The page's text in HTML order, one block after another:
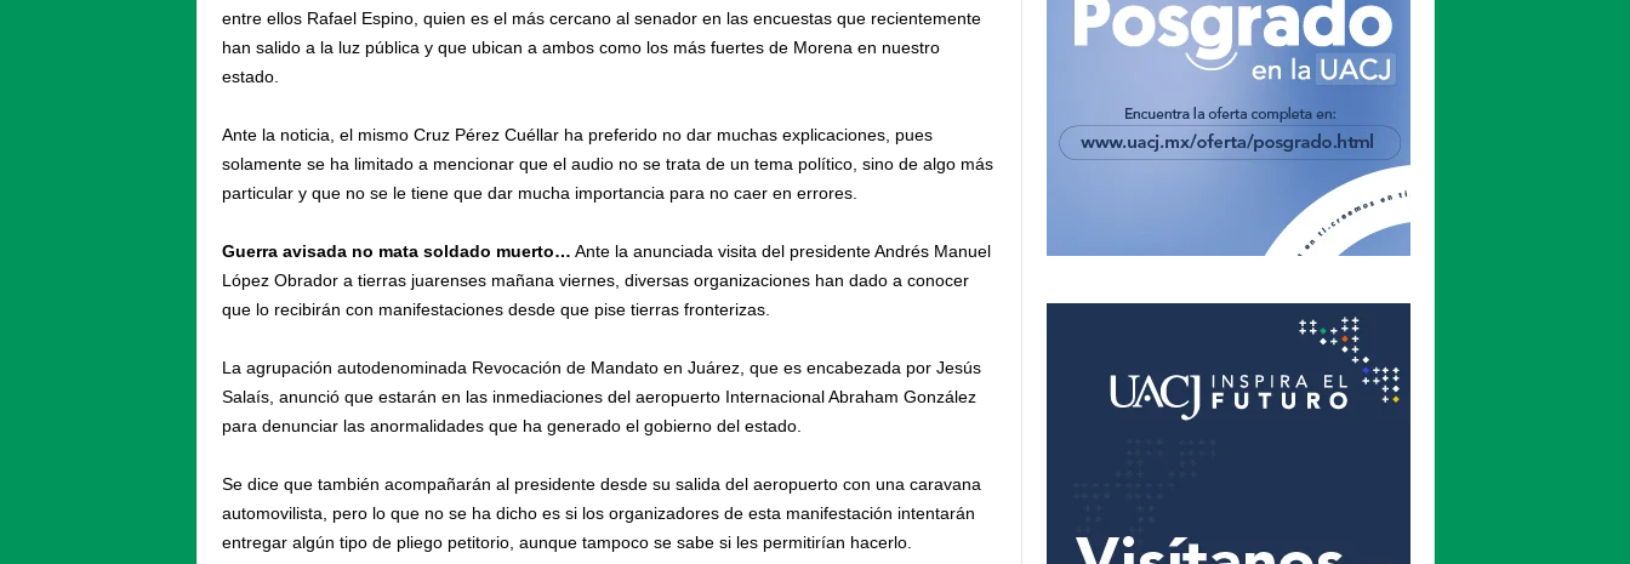
entre ellos Rafael Espino, quien es el más cercano al senador en las encuestas que recientemente
han salido a la luz pública y que ubican a ambos como los más fuertes de Morena en nuestro
estado.
Ante la noticia, el mismo Cruz Pérez Cuéllar ha preferido no dar muchas explicaciones, pues
solamente se ha limitado a mencionar que el audio no se trata de un tema político, sino de algo más
particular y que no se le tiene que dar mucha importancia para no caer en errores.
Guerra avisada no mata soldado muerto… Ante la anunciada visita del presidente Andrés Manuel
López Obrador a tierras juarenses mañana viernes, diversas organizaciones han dado a conocer
que lo recibirán con manifestaciones desde que pise tierras fronterizas.
La agrupación autodenominada Revocación de Mandato en Juárez, que es encabezada por Jesús
Salaís, anunció que estarán en las inmediaciones del aeropuerto Internacional Abraham González
para denunciar las anormalidades que ha generado el gobierno del estado.
Se dice que también acompañarán al presidente desde su salida del aeropuerto con una caravana
automovilista, pero lo que no se ha dicho es si los organizadores de esta manifestación intentarán
entregar algún tipo de pliego petitorio, aunque tampoco se sabe si les permitirían hacerlo.